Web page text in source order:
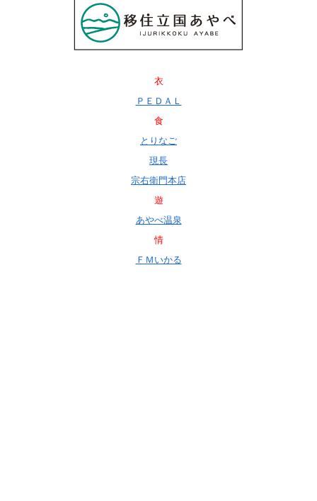
衣
ＰＥＤＡＬ
食
とりなご
現長
宗右衛門本店
遊
あやべ温泉
情
ＦＭいかる